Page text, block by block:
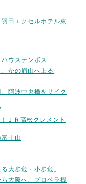
田エクセルホテル東
ウステンボス
かの眉山へ上る
阿波中央橋をサイク
ＪＲ高松クレメント
士山
大歩危・小歩危。
大阪へ、プロペラ機